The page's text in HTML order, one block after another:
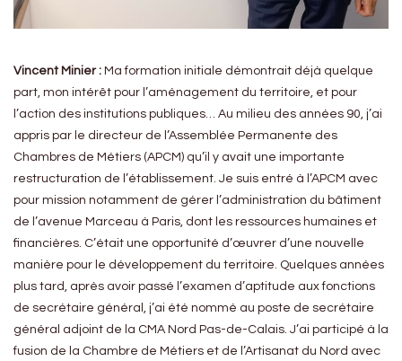
Vincent Minier : Ma formation initiale démontrait déjà quelque
part, mon intérêt pour l’aménagement du territoire, et pour
l’action des institutions publiques… Au milieu des années 90, j’ai
appris par le directeur de l’Assemblée Permanente des
Chambres de Métiers (APCM) qu’il y avait une importante
restructuration de l’établissement. Je suis entré à l’APCM avec
pour mission notamment de gérer l’administration du bâtiment
de l’avenue Marceau à Paris, dont les ressources humaines et
financières. C’était une opportunité d’œuvrer d’une nouvelle
manière pour le développement du territoire. Quelques années
plus tard, après avoir passé l’examen d’aptitude aux fonctions
de secrétaire général, j’ai été nommé au poste de secrétaire
général adjoint de la CMA Nord Pas-de-Calais. J’ai participé à la
fusion de la Chambre de Métiers et de l’Artisanat du Nord avec